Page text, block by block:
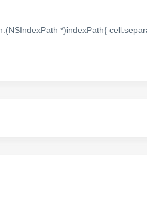
*)indexPath{